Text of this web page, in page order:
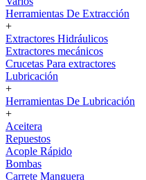
Herramientas De Extracción
+
Extractores Hidráulicos
Extractores mecánicos
Crucetas Para extractores
Lubricación
+
Herramientas De Lubricación
+
Aceitera
Repuestos
Acople Rápido
Bombas
Carrete Manguera